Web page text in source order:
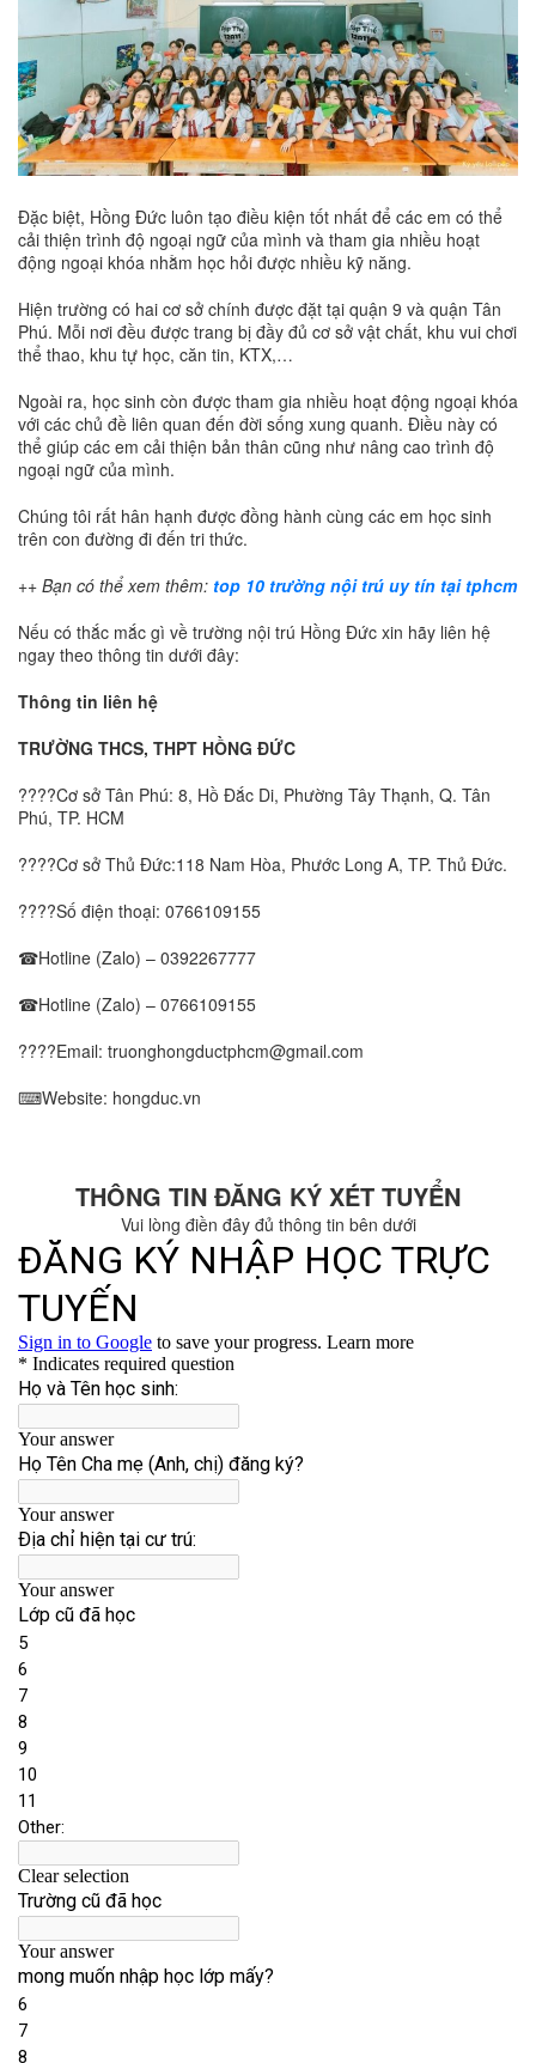
Đặc biệt, Hồng Đức luôn tạo điều kiện tốt nhất để các em có thể
cải thiện trình độ ngoại ngữ của mình và tham gia nhiều hoạt
động ngoại khóa nhằm học hỏi được nhiều kỹ năng.
Hiện trường có hai cơ sở chính được đặt tại quận 9 và quận Tân
Phú. Mỗi nơi đều được trang bị đầy đủ cơ sở vật chất, khu vui chơi
thể thao, khu tự học, căn tin, KTX,…
Ngoài ra, học sinh còn được tham gia nhiều hoạt động ngoại khóa
với các chủ đề liên quan đến đời sống xung quanh. Điều này có
thể giúp các em cải thiện bản thân cũng như nâng cao trình độ
ngoại ngữ của mình.
Chúng tôi rất hân hạnh được đồng hành cùng các em học sinh
trên con đường đi đến tri thức.
++ Bạn có thể xem thêm: top 10 trường nội trú uy tín tại tphcm
Nếu có thắc mắc gì về trường nội trú Hồng Đức xin hãy liên hệ
ngay theo thông tin dưới đây:
Thông tin liên hệ
TRƯỜNG THCS, THPT HỒNG ĐỨC
????Cơ sở Tân Phú: 8, Hồ Đắc Di, Phường Tây Thạnh, Q. Tân
Phú, TP. HCM
????Cơ sở Thủ Đức:118 Nam Hòa, Phước Long A, TP. Thủ Đức.
????Số điện thoại: 0766109155
☎Hotline (Zalo) – 0392267777
☎Hotline (Zalo) – 0766109155
????Email: truonghongductphcm@gmail.com
⌨Website: hongduc.vn
THÔNG TIN ĐĂNG KÝ XÉT TUYỂN
Vui lòng điền đây đủ thông tin bên dưới